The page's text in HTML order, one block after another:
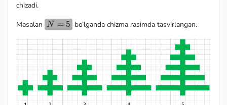
chizadi.
Masalan N=5
N = 5 bo’lganda chizma rasimda tasvirlangan.